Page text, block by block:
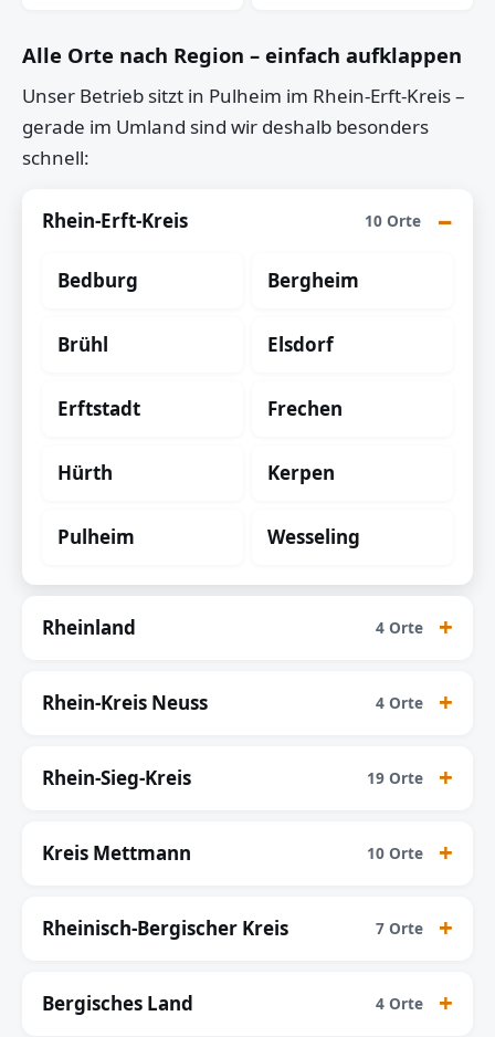
Alle Orte nach Region – einfach aufklappen
Unser Betrieb sitzt in Pulheim im Rhein-Erft-Kreis –
gerade im Umland sind wir deshalb besonders
schnell:
Rhein-Erft-Kreis 10 Orte
Bedburg Bergheim
Brühl Elsdorf
Erftstadt Frechen
Hürth Kerpen
Pulheim Wesseling
Rheinland 4 Orte
Rhein-Kreis Neuss 4 Orte
Rhein-Sieg-Kreis 19 Orte
Kreis Mettmann 10 Orte
Rheinisch-Bergischer Kreis 7 Orte
Bergisches Land 4 Orte